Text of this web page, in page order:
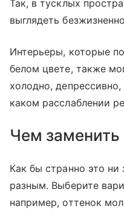
Так, в тусклых
выглядеть
Интерьеры, которые
белом цвете, также
холодно,
каком расслаблении
Чем заменить
Как бы странно это ни
разным. Выберите
например, оттенок